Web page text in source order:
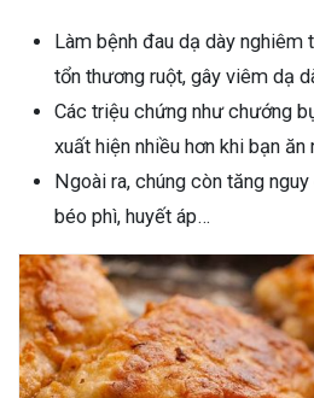
Làm bệnh đau dạ dày nghiêm
tổn thương ruột, gây viêm dạ
Các triệu chứng như chướng
xuất hiện nhiều hơn khi bạn ăn
Ngoài ra, chúng còn tăng
béo phì, huyết áp…